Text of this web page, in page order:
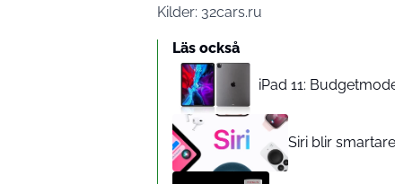
Kilder: 32cars.ru
Läs också
iPad 11:
Siri blir